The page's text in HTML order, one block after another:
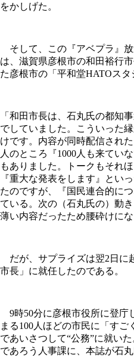
をかしげた。
そして、この『アベプラ』
は、滋賀県彦根市の和田裕行
た彦根市の「平和堂HATOスタ
「和田市長は、石丸氏の都知
でしていました。こういった
けです。内容が同時配信され
人のところ『1000人も来てい
もありました。トークもそれ
『重大な発表をします』とい
たのですが、『国民連合的に
ている。次の（石丸氏の）動
薄い内容だったため腰砕けにな
だが、サプライズは翌2日に
市長」に就任したのである。
9時50分に彦根市役所に登庁
まる100人ほどの市民に「す
であいさつして“公務”に就い
であろう人事課に、本誌が石